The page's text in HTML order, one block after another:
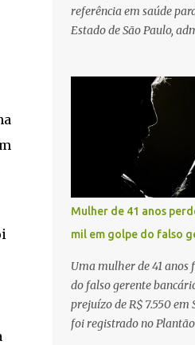
referência em saúde
Estado de São Paulo,
A cidade concentra
especializadas e
complexidade que
apenas do município,
diversas cidades do
significativamente a
gestão sobre o Sistema
(SUS). Nos últimos anos,
tem ampliado
fortalecimento da
infraestrutura hospitalar
regionalização dos
Entretanto, em um
Mulher de 41 anos
mil em golpe do falso
Uma mulher de 41
do falso gerente
prejuízo de R$ 7.550 em
foi registrado no